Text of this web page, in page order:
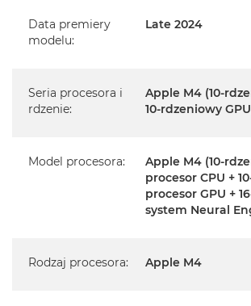
Posiada system operacyjny
polskim oraz polskie menu
urządzenia.
Magic Keyboard z Touch ID
Zasilacz o mocy 143W
Data premiery
modelu:
Late 2024
Seria procesora i
rdzenie:
Apple M4 (10-
10-rdzeniowy
Model procesora:
Apple M4 (10-
procesor CPU +
procesor GPU +
system Neural
Rodzaj procesora: Apple M4